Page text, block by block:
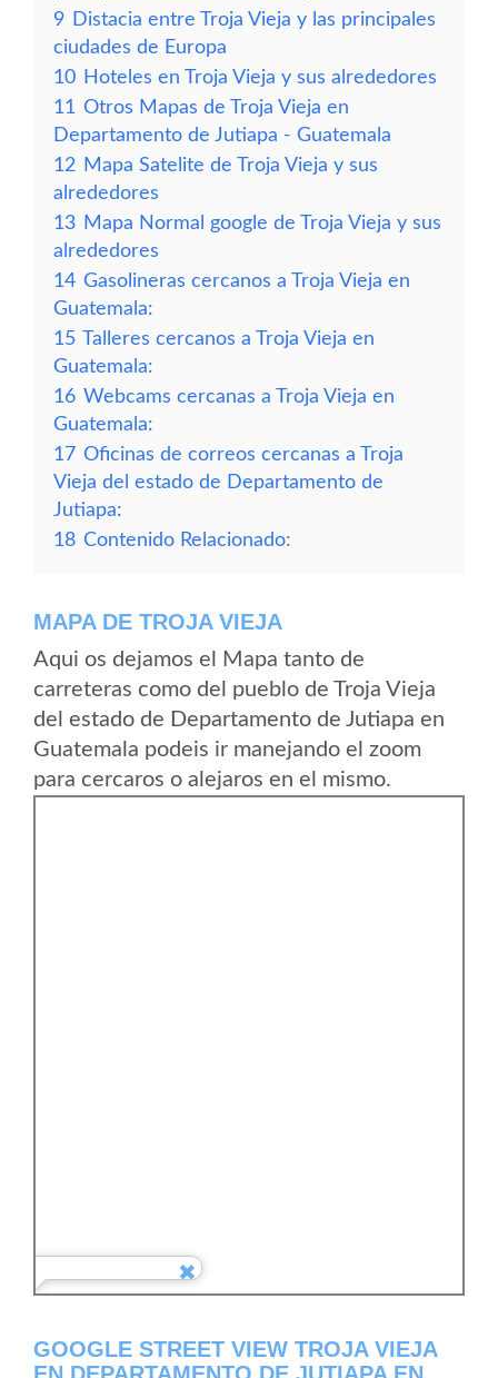
9 Distacia entre Troja Vieja y las principales
ciudades de Europa
10 Hoteles en Troja Vieja y sus alrededores
11 Otros Mapas de Troja Vieja en
Departamento de Jutiapa - Guatemala
12 Mapa Satelite de Troja Vieja y sus
alrededores
13 Mapa Normal google de Troja Vieja y sus
alrededores
14 Gasolineras cercanos a Troja Vieja en
Guatemala:
15 Talleres cercanos a Troja Vieja en
Guatemala:
16 Webcams cercanas a Troja Vieja en
Guatemala:
17 Oficinas de correos cercanas a Troja
Vieja del estado de Departamento de
Jutiapa:
18 Contenido Relacionado:
MAPA DE TROJA VIEJA
Aqui os dejamos el Mapa tanto de
carreteras como del pueblo de Troja Vieja
del estado de Departamento de Jutiapa en
Guatemala podeis ir manejando el zoom
para cercaros o alejaros en el mismo.
GOOGLE STREET VIEW TROJA VIEJA